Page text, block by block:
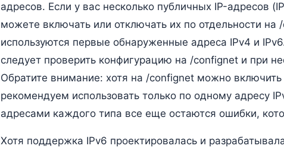
адресов. Если у вас несколько публичных IP-адресов
можете включать или отключать их по отдельности
используются первые обнаруженные адреса IPv4 и
следует проверить конфигурацию на /confignet и при
Обратите внимание: хотя на /confignet можно
рекомендуем использовать только по одному адресу
адресами каждого типа все еще остаются ошибки,
Хотя поддержка IPv6 проектировалась и